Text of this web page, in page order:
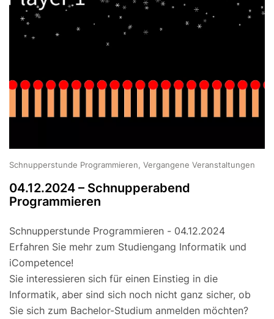
Schnupperstunde Programmieren, Vergangene Veranstaltungen
04.12.2024 – Schnupperabend
Programmieren
Schnupperstunde Programmieren - 04.12.2024
Erfahren Sie mehr zum Studiengang Informatik und
iCompetence!
Sie interessieren sich für einen Einstieg in die
Informatik, aber sind sich noch nicht ganz sicher, ob
Sie sich zum Bachelor-Studium anmelden möchten?